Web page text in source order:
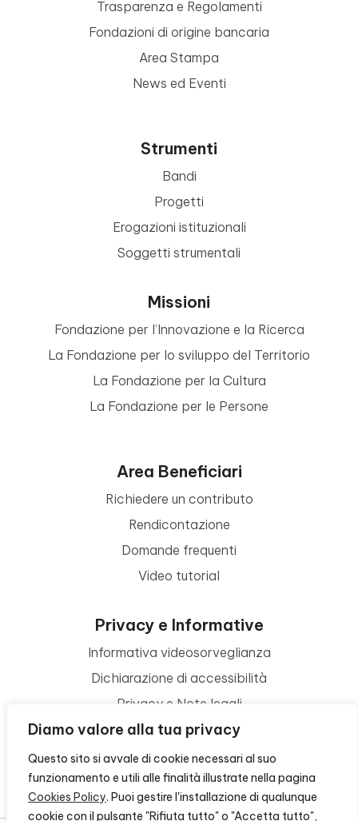
Diamo valore alla tua privacy
Questo sito si avvale di cookie necessari al suo
funzionamento e utili alle finalità illustrate nella pagina
Cookies Policy. Puoi gestire l'installazione di qualunque
cookie con il pulsante "Rifiuta tutto" o "Accetta tutto",
Trasparenza e Regolamenti
Fondazioni di origine bancaria
Area Stampa
News ed Eventi
Strumenti
Bandi
Progetti
Erogazioni istituzionali
Soggetti strumentali
Missioni
Fondazione per l’Innovazione e la Ricerca
La Fondazione per lo sviluppo del Territorio
La Fondazione per la Cultura
La Fondazione per le Persone
Area Beneficiari
Richiedere un contributo
Rendicontazione
Domande frequenti
Video tutorial
Privacy e Informative
Informativa videosorveglianza
Dichiarazione di accessibilità
Privacy e Note legali
Termini di utilizzo
Cookie policy
Contattaci